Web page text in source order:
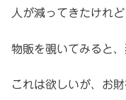
人が減ってきたけれ
物販を覗いてみると
これは欲しいが、お